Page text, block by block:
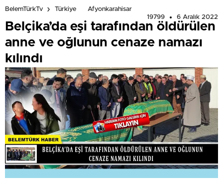
BelemTürkTv Türkiye
Afyonkarahisar
19799
6 Aralık 2022
Belçika’da eşi tarafından öldürülen
anne ve oğlunun cenaze namazı
kılındı